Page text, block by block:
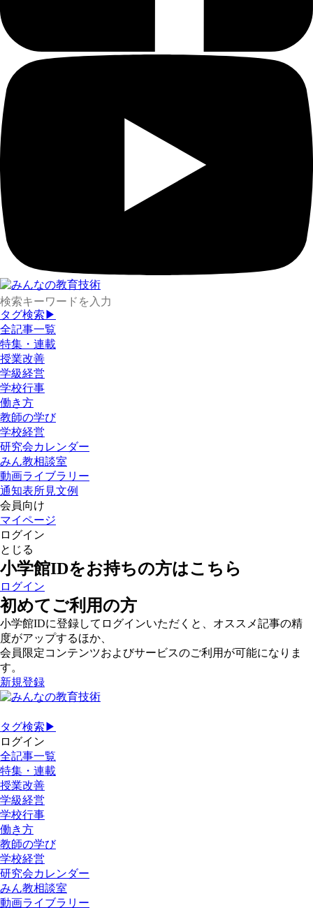
タグ検索▶
全記事一覧
特集・連載
授業改善
学級経営
学校行事
働き方
教師の学び
学校経営
研究会カレンダー
みん教相談室
動画ライブラリー
通知表所見文例
会員向け
マイページ
ログイン
とじる
小学館IDをお持ちの方はこちら
ログイン
初めてご利用の方
小学館IDに登録してログインいただくと、オススメ記事の精
度がアップするほか、
会員限定コンテンツおよびサービスのご利用が可能になりま
す。
新規登録
タグ検索▶
ログイン
全記事一覧
特集・連載
授業改善
学級経営
学校行事
働き方
教師の学び
学校経営
研究会カレンダー
みん教相談室
動画ライブラリー